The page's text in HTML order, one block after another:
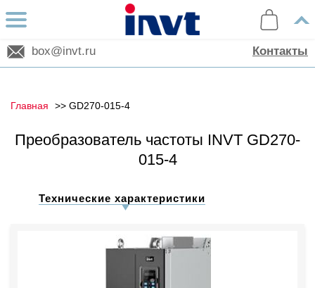
box@invt.ru Контакты
Главная GD270-015-4
Преобразователь частоты INVT GD270-
015-4
Технические характеристики